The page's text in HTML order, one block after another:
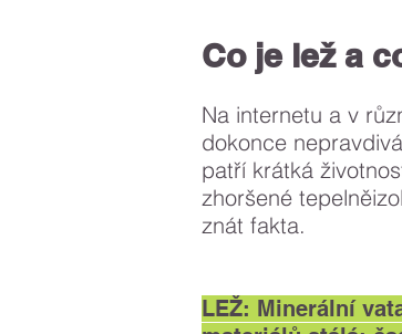
Co je lež a
Na internetu a v
dokonce
patří krátká
zhoršené
znát fakta.
LEŽ: Minerální